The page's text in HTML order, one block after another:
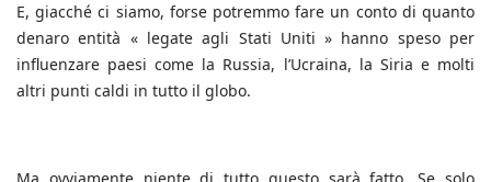
E, giacché ci siamo, forse potremmo fare un conto di quanto
denaro entità « legate agli Stati Uniti » hanno speso per
influenzare paesi come la Russia, l’Ucraina, la Siria e molti
altri punti caldi in tutto il globo.